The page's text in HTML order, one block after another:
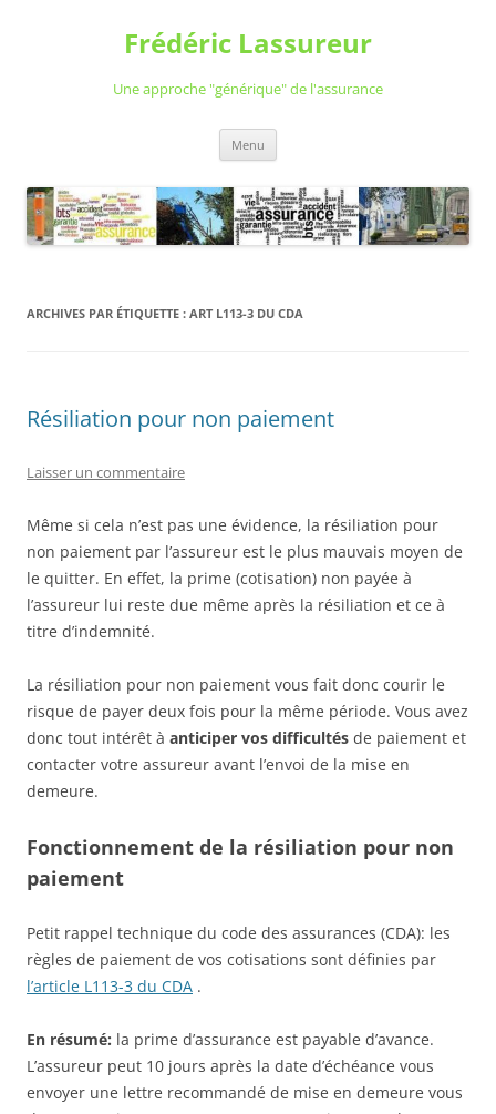
Frédéric Lassureur
Une approche "générique" de l'assurance
Menu
ARCHIVES PAR ÉTIQUETTE : ART L113-3 DU CDA
Résiliation pour non paiement
Laisser un commentaire
Même si cela n’est pas une évidence, la résiliation pour
non paiement par l’assureur est le plus mauvais moyen de
le quitter. En effet, la prime (cotisation) non payée à
l’assureur lui reste due même après la résiliation et ce à
titre d’indemnité.
La résiliation pour non paiement vous fait donc courir le
risque de payer deux fois pour la même période. Vous avez
donc tout intérêt à anticiper vos difficultés de paiement et
contacter votre assureur avant l’envoi de la mise en
demeure.
Fonctionnement de la résiliation pour non
paiement
Petit rappel technique du code des assurances (CDA): les
règles de paiement de vos cotisations sont définies par
l’article L113-3 du CDA .
En résumé: la prime d’assurance est payable d’avance.
L’assureur peut 10 jours après la date d’échéance vous
envoyer une lettre recommandé de mise en demeure vous